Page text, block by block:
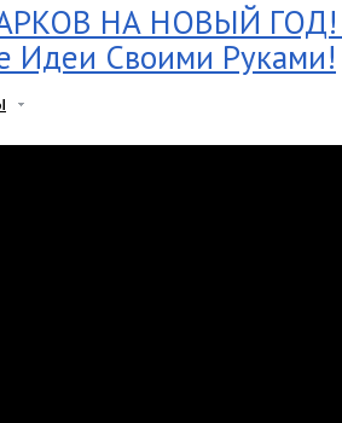
НА НОВЫЙ ГОД!
Идеи Своими Руками!